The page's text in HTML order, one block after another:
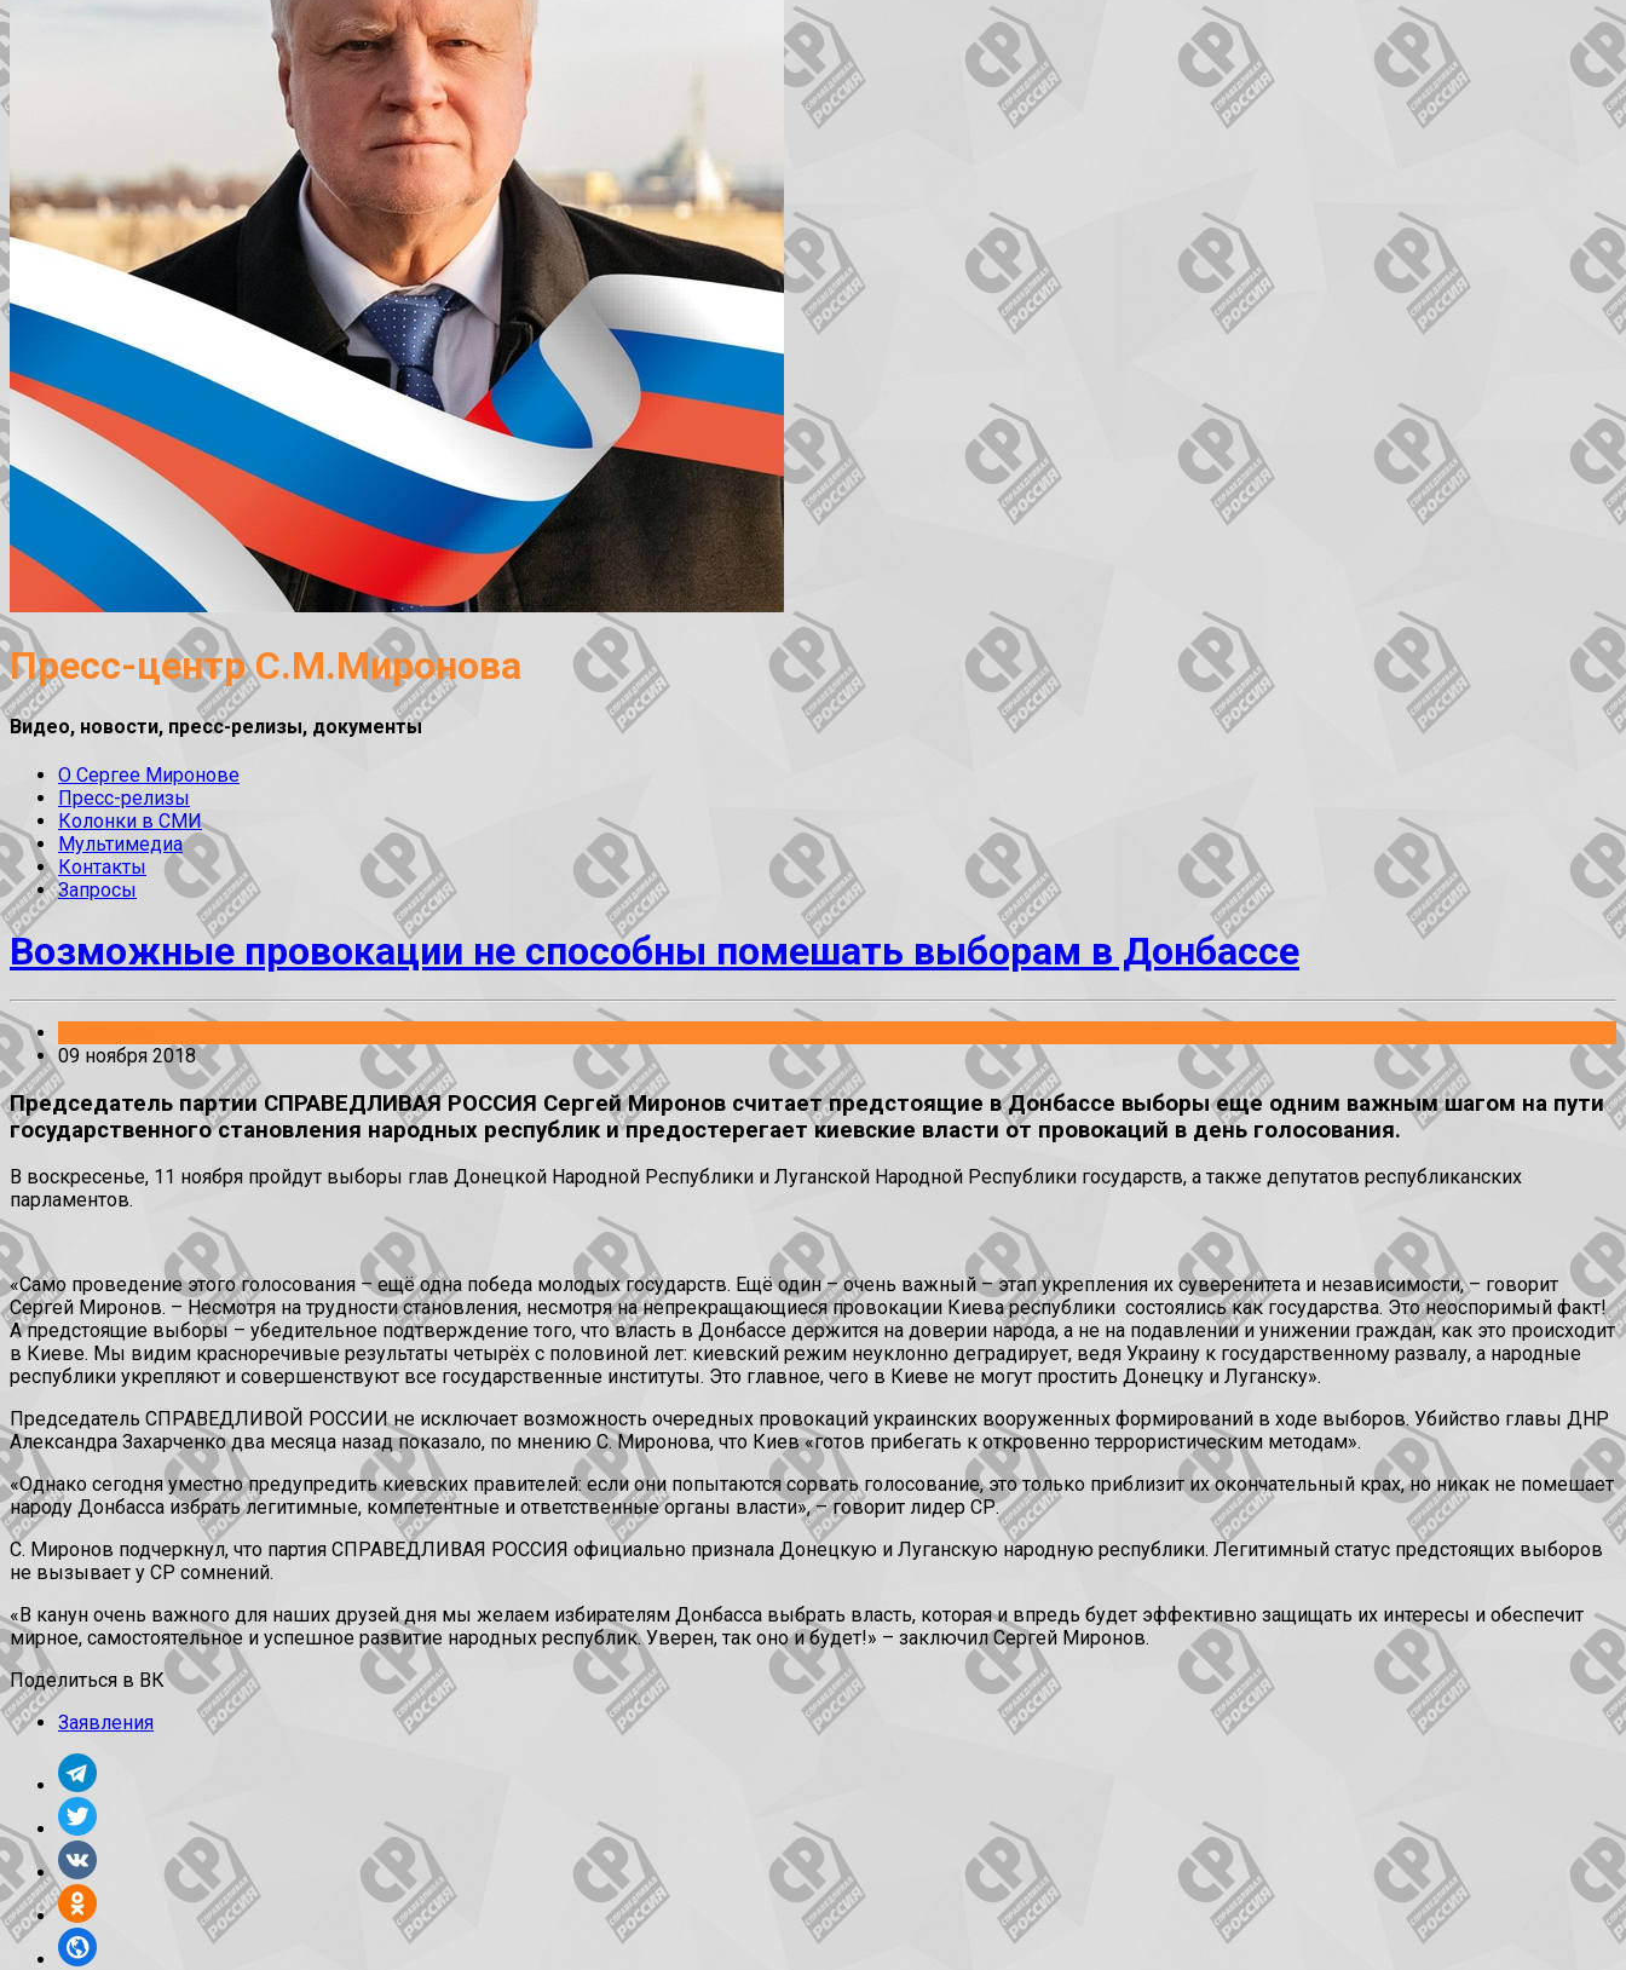
Пресс-центр С.М.Миронова
Видео, новости, пресс-релизы, документы
О Сергее Миронове
Пресс-релизы
Колонки в СМИ
Мультимедиа
Контакты
Запросы
Возможные провокации не способны помешать выборам в Донбассе
09 ноября 2018
Председатель партии СПРАВЕДЛИВАЯ РОССИЯ Сергей Миронов считает предстоящие в Донбассе выборы еще одним важным шагом на пути
государственного становления народных республик и предостерегает киевские власти от провокаций в день голосования.
В воскресенье, 11 ноября пройдут выборы глав Донецкой Народной Республики и Луганской Народной Республики государств, а также депутатов республиканских
парламентов.
«Само проведение этого голосования – ещё одна победа молодых государств. Ещё один – очень важный – этап укрепления их суверенитета и независимости, – говорит
Сергей Миронов. – Несмотря на трудности становления, несмотря на непрекращающиеся провокации Киева республики состоялись как государства. Это неоспоримый факт!
А предстоящие выборы – убедительное подтверждение того, что власть в Донбассе держится на доверии народа, а не на подавлении и унижении граждан, как это происходит
в Киеве. Мы видим красноречивые результаты четырёх с половиной лет: киевский режим неуклонно деградирует, ведя Украину к государственному развалу, а народные
республики укрепляют и совершенствуют все государственные институты. Это главное, чего в Киеве не могут простить Донецку и Луганску».
Председатель СПРАВЕДЛИВОЙ РОССИИ не исключает возможность очередных провокаций украинских вооруженных формирований в ходе выборов. Убийство главы ДНР
Александра Захарченко два месяца назад показало, по мнению С. Миронова, что Киев «готов прибегать к откровенно террористическим методам».
«Однако сегодня уместно предупредить киевских правителей: если они попытаются сорвать голосование, это только приблизит их окончательный крах, но никак не помешает
народу Донбасса избрать легитимные, компетентные и ответственные органы власти», – говорит лидер СР.
С. Миронов подчеркнул, что партия СПРАВЕДЛИВАЯ РОССИЯ официально признала Донецкую и Луганскую народную республики. Легитимный статус предстоящих выборов
не вызывает у СР сомнений.
«В канун очень важного для наших друзей дня мы желаем избирателям Донбасса выбрать власть, которая и впредь будет эффективно защищать их интересы и обеспечит
мирное, самостоятельное и успешное развитие народных республик. Уверен, так оно и будет!» – заключил Сергей Миронов.
Поделиться в ВК
Заявления